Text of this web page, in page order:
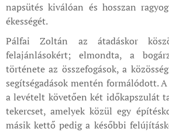
napsütés kiválóan és hosszan
ékességét.
Pálfai Zoltán az átadáskor
felajánlásokért; elmondta, a
története az összefogások, a
segítségadások mentén formálódott.
a levételt követően két időkapszulát
tekercset, amelyek közül egy
másik kettő pedig a későbbi